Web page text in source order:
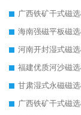
广西铁矿干式磁
海南强磁平板磁
河南开封湿式磁
福建优质河沙磁
甘肃湿式永磁磁
广西铁矿干式磁